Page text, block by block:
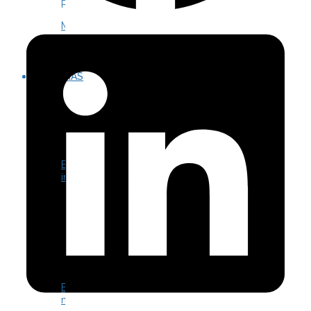
Rubí
Manchas
ESTRÍAS
Estrías
incipientes
Estrías
maduras